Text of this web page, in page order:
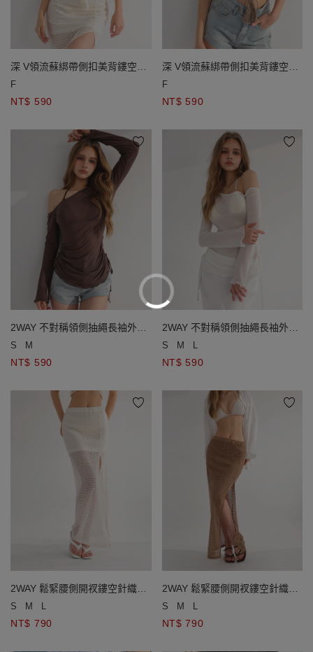
深 V領流蘇綁帶側扣美背鏤空針
織外搭背心
F
NT$ 590
深 V領流蘇綁帶側扣美背鏤空針
織外搭背心
F
NT$ 590
2WAY 不對稱領側抽繩長袖外搭
罩衫
S M
NT$ 590
2WAY 不對稱領側抽繩長袖外搭
罩衫
S M L
NT$ 590
2WAY 鬆緊腰側開衩鏤空針織外
搭長裙
S M L
NT$ 790
2WAY 鬆緊腰側開衩鏤空針織外
搭長裙
S M L
NT$ 790